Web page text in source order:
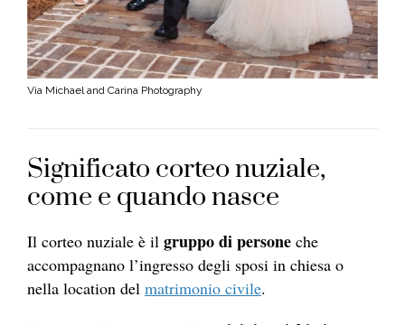
Via Michael and Carina Photography
Significato corteo nuziale,
come e quando nasce
Il corteo nuziale è il gruppo di persone che
accompagnano l’ingresso degli sposi in chiesa o
nella location del matrimonio civile.